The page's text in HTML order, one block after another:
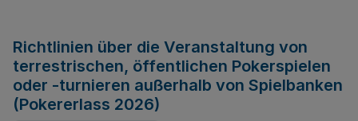
Richtlinien über die Veranstaltung von
terrestrischen, öffentlichen Pokerspielen
oder -turnieren außerhalb von Spielbanken
(Pokererlass 2026)